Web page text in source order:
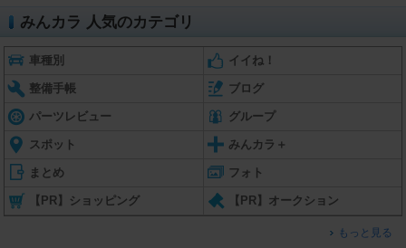
みんカラ 人気のカテゴリ
車種別 イイね！
整備手帳 ブログ
パーツレビュー グループ
スポット みんカラ＋
まとめ フォト
【PR】ショッピング 【PR】オークション
もっと見る